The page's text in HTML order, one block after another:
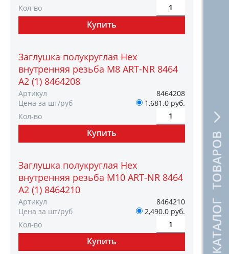
КАТАЛОГ ТОВАРОВ
Кол-во
Заглушка полукруглая Hex
внутренняя резьба М8 ART-NR 8464
A2 (1) 8464208
Артикул
8464208
Цена за шт/руб
1,681.0 руб.
Кол-во
Заглушка полукруглая Hex
внутренняя резьба М10 ART-NR 8464
A2 (1) 8464210
Артикул
8464210
Цена за шт/руб
2,490.0 руб.
Кол-во